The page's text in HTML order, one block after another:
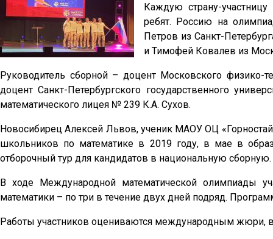
Каждую страну-
ребят. Россию на
Петров из Санкт-
и Тимофей Ковалев из
Руководитель сборной – доцент Московского физико-
доцент Санкт-Петербургского государственного
математического лицея № 239 К.А. Сухов.
Новосибирец Алексей Львов, ученик МАОУ ОЦ
школьников по математике в 2019 году, в мае в
отборочный тур для кандидатов в национальную сборную.
В ходе Международной математической олимпиады
математики – по три в течение двух дней подряд.
Работы участников оцениваются международным жюри, в